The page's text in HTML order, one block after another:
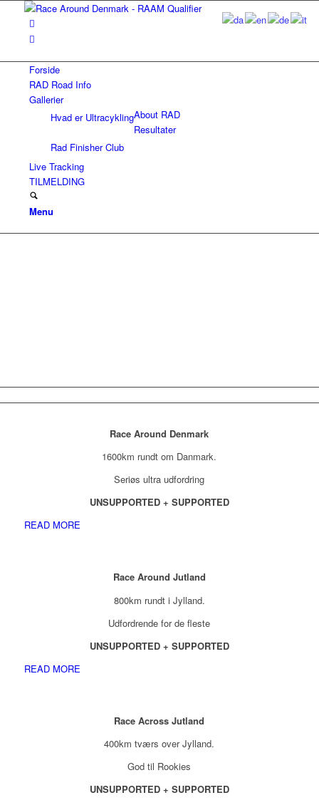
Forside
RAD Road Info
Gallerier
About RAD
Hvad er Ultracykling
Resultater
Rad Finisher Club
Live Tracking
TILMELDING
Menu
Race Around Denmark
1600km rundt om Danmark.
Seriøs ultra udfordring
UNSUPPORTED + SUPPORTED
READ MORE
Race Around Jutland
800km rundt i Jylland.
Udfordrende for de fleste
UNSUPPORTED + SUPPORTED
READ MORE
Race Across Jutland
400km tværs over Jylland.
God til Rookies
UNSUPPORTED + SUPPORTED